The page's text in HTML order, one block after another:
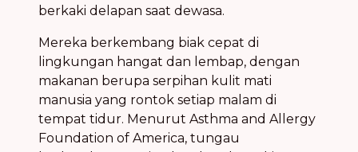
berkaki delapan saat dewasa.
Mereka berkembang biak cepat di
lingkungan hangat dan lembap, dengan
makanan berupa serpihan kulit mati
manusia yang rontok setiap malam di
tempat tidur. Menurut Asthma and Allergy
Foundation of America, tungau